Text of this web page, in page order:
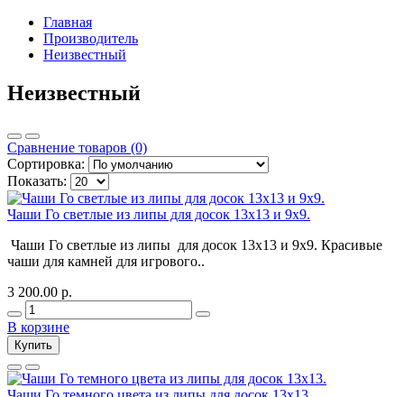
Главная
Производитель
Неизвестный
Неизвестный
Сравнение товаров (0)
Сортировка:
Показать:
Чаши Го светлые из липы для досок 13х13 и 9х9.
Чаши Го светлые из липы для досок 13х13 и 9х9. Красивые
чаши для камней для игрового..
3 200.00 р.
В корзине
Купить